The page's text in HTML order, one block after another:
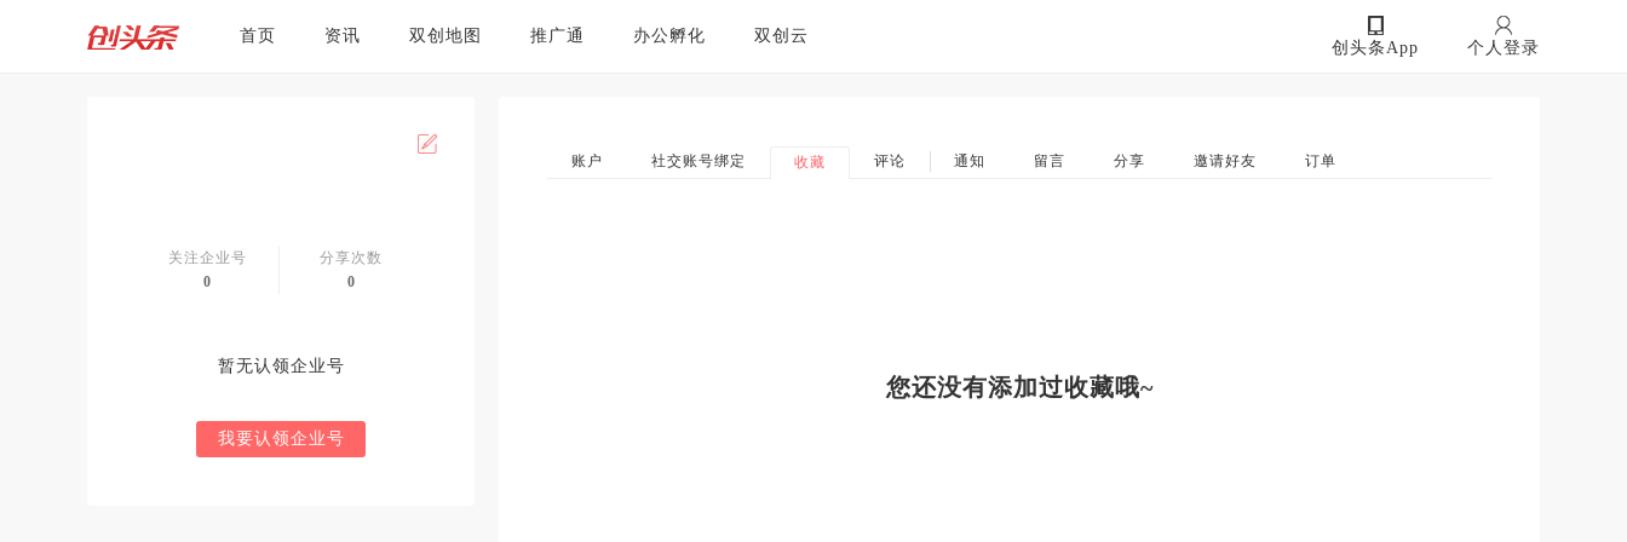
首页 资讯 双创地图 推广通 办公孵化 双创云
创头条App 个人登录
关注企业号
0
分享次数
0
暂无认领企业号
我要认领企业号
账户 社交账号绑定 收藏 评论 通知 留言 分享 邀请好友 订单
您还没有添加过收藏哦~